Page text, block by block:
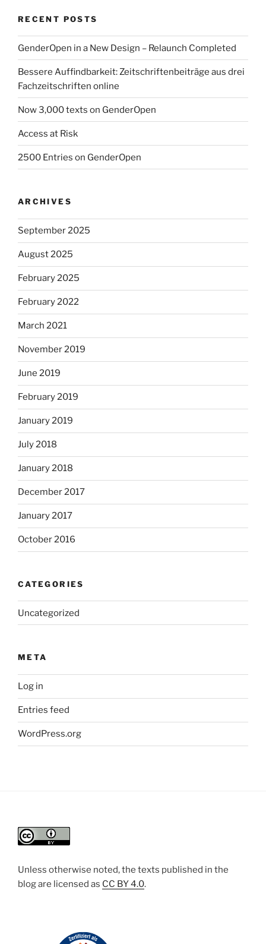
RECENT POSTS
GenderOpen in a New Design – Relaunch Completed
Bessere Auffindbarkeit: Zeitschriftenbeiträge aus drei
Fachzeitschriften online
Now 3,000 texts on GenderOpen
Access at Risk
2500 Entries on GenderOpen
ARCHIVES
September 2025
August 2025
February 2025
February 2022
March 2021
November 2019
June 2019
February 2019
January 2019
July 2018
January 2018
December 2017
January 2017
October 2016
CATEGORIES
Uncategorized
META
Log in
Entries feed
WordPress.org
Unless otherwise noted, the texts published in the
blog are licensed as CC BY 4.0.